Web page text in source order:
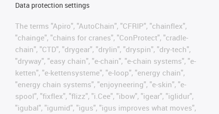
Data protection settings
The terms "Apiro", "AutoChain", "CFRIP", "chainflex",
"chainge", "chains for cranes", "ConProtect", "cradle-
chain", "CTD", "drygear", "drylin", "dryspin", "dry-tech",
"dryway", "easy chain", "e-chain", "e-chain systems", "e-
ketten", "e-kettensysteme", "e-loop", "energy chain",
"energy chain systems", "enjoyneering", "e-skin", "e-
spool", "fixflex", "flizz", "i.Cee", "ibow", "igear", "iglidur",
"igubal", "igumid", "igus", "igus improves what moves",